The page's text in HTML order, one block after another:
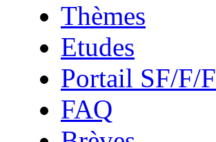
Thèmes
Etudes
Portail SF/F/F
FAQ